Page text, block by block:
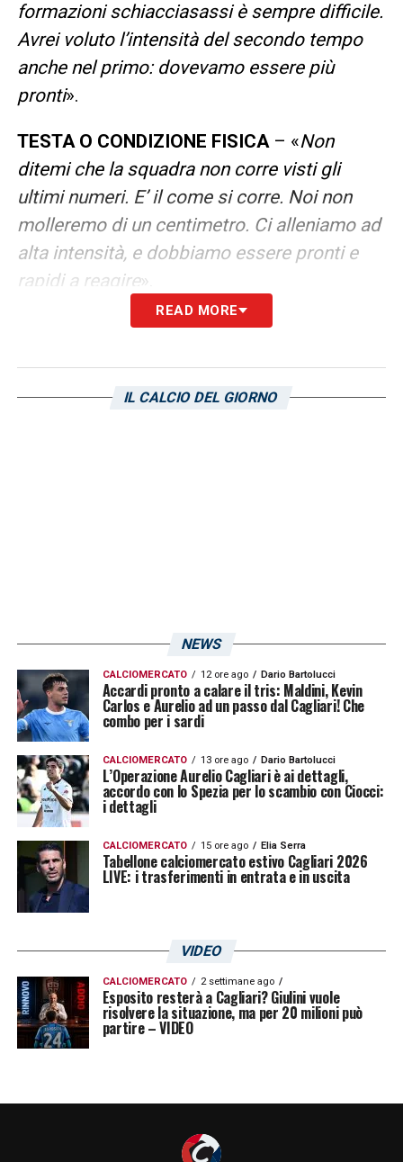
formazioni schiacciasassi è sempre difficile.
Avrei voluto l’intensità del secondo tempo
anche nel primo: dovevamo essere più
pronti».
TESTA O CONDIZIONE FISICA– «Non
ditemi che la squadra non corre visti gli
ultimi numeri. E’ il come si corre. Noi non
molleremo di un centimetro. Ci alleniamo ad
alta intensità, e dobbiamo essere pronti e
rapidi a reagire».
DIVARIO TRA PICCOLE E GRANDI
facendo anche bene, e noi dobbiamo
READ MORE
IL CALCIO DEL GIORNO
NEWS
CALCIOMERCATO 12 ore ago Dario Bartolucci
Accardi pronto a calare il tris: Maldini, Kevin
Carlos e Aurelio ad un passo dal Cagliari! Che
combo per i sardi
CALCIOMERCATO 13 ore ago Dario Bartolucci
L’Operazione Aurelio Cagliari è ai dettagli,
accordo con lo Spezia per lo scambio con Ciocci:
i dettagli
CALCIOMERCATO 15 ore ago Elia Serra
Tabellone calciomercato estivo Cagliari 2026
LIVE: i trasferimenti in entrata e in uscita
VIDEO
CALCIOMERCATO 2 settimane ago
Esposito resterà a Cagliari? Giulini vuole
risolvere la situazione, ma per 20 milioni può
partire – VIDEO